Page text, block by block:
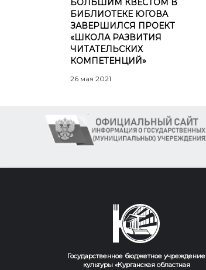
БОЛЬШИМ КВЕСТОМ В
БИБЛИОТЕКЕ ЮГОВА
ЗАВЕРШИЛСЯ ПРОЕКТ
«ШКОЛА РАЗВИТИЯ
ЧИТАТЕЛЬСКИХ
КОМПЕТЕНЦИЙ»
26 мая 2021
Государственное бюджетное учреждение
культуры «Курганская областная